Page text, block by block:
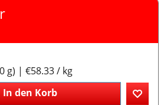
g €58.33/ kg
In den Korb